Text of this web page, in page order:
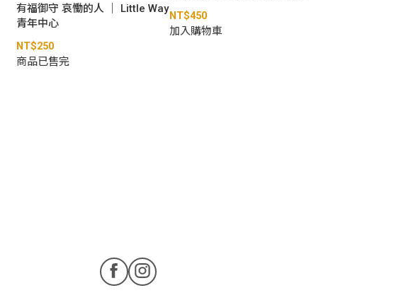
有福御守 哀慟的人 ｜ Little Way
青年中心
NT$250
商品已售完
NT$450
加入購物車